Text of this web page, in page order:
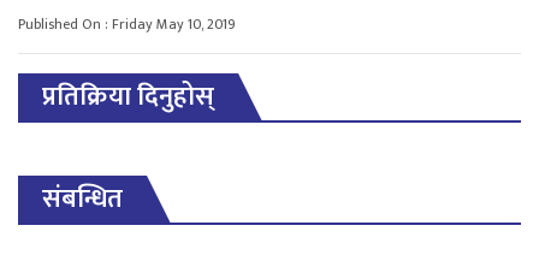
Published On : Friday May 10, 2019
प्रतिक्रिया दिनुहोस्
संबन्धित